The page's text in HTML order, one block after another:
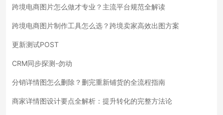
跨境电商图片怎么做才专业？主流平台规范全解读
跨境电商图片制作工具怎么选？跨境卖家高效出图方案
更新测试POST
CRM同步探测-勿动
分销详情图怎么删除？删完重新铺货的全流程指南
商家详情图设计要点全解析：提升转化的完整方法论